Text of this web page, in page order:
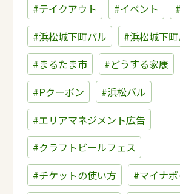
#テイクアウト
#イベント
#浜松城下町バル
#浜松城下
#まるたま市
#どうする家康
#Pクーポン
#浜松バル
#エリアマネジメント広告
#クラフトビールフェス
#チケットの使い方
#マイナ